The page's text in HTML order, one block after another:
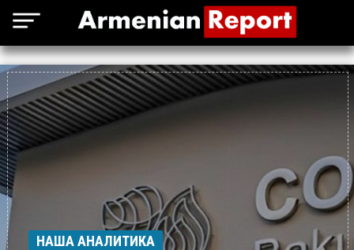
НАША АНАЛИТИКА